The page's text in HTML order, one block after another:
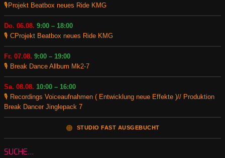
🎙️Projekt Beatbox neues Ride KMG
Do. 06.08. 9:00 – 18:00
🎙️ CProjekt Beatbox neues Ride KMG
Fr. 07.08. 9:00 – 19:00
🎙️ Break Dance Allbum Mk2-7
Sa. 08.08. 10:00 – 16:00
🎙️ Recordings Voiceaufnahmen ( Entwicklung neue Effekte )// Produktion
Break Dancer Jinglepack 7
🟠 STUDIO FAST AUSGEBUCHT
SUCHE…